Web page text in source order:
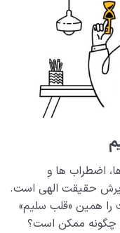
ماندگار است
کانون خیر و
گرفته و
اضطراب ها و
حقیقت الهی است.
را همین «قلب سلیم»
چگونه ممکن است؟